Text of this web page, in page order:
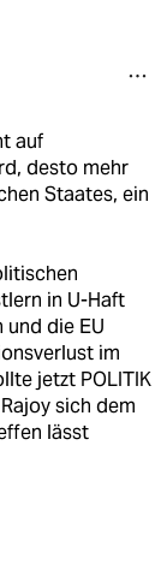
auf
desto mehr
Staates, ein
in U-Haft
und die EU
im
jetzt POLITIK
sich dem
lässt